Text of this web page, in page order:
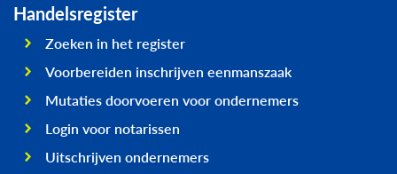
Handelsregister
Zoeken in het register
Voorbereiden inschrijven eenmanszaak
Mutaties doorvoeren voor ondernemers
Login voor notarissen
Uitschrijven ondernemers